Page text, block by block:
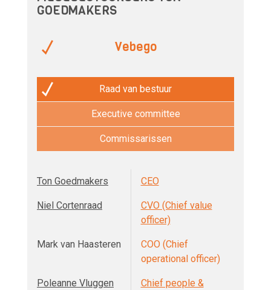
GOEDMAKERS
Vebego
Raad van bestuur
Executive committee
Commissarissen
Ton Goedmakers CEO
Niel Cortenraad
CVO (Chief value
officer)
Mark van Haasteren
COO (Chief
operational officer)
Poleanne Vluggen
Chief people &